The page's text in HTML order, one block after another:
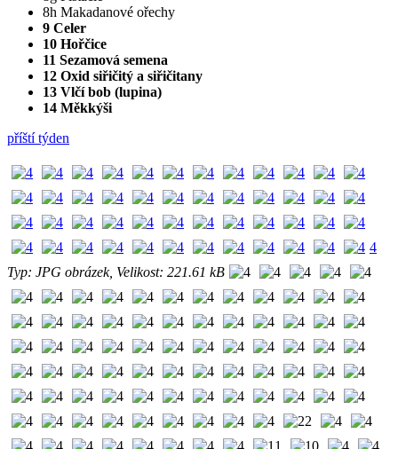
8h Makadanové ořechy
9 Celer
10 Hořčice
11 Sezamová semena
12 Oxid siřičitý a siřičitany
13 Vlčí bob (lupina)
14 Měkkýši
příští týden
4
Typ: JPG obrázek, Velikost: 221.61 kB